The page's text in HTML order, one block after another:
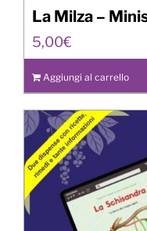
La Milza –
5,00€
Aggiungi al carrello